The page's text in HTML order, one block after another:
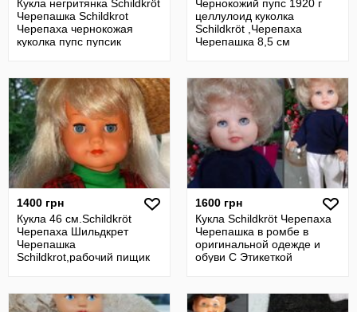
Кукла негритянка Schildkröt
Черепашка Schildkrot
Черепаха чернокожая
куколка пупс пупсик
Чернокожий пупс 1920 г
целлулоид куколка
Schildkröt ,Черепаха
Черепашка 8,5 см
1400 грн
Кукла 46 см.Schildkröt
Черепаха Шильдкрет
Черепашка
Schildkrot,рабочий пищик
1600 грн
Кукла Schildkröt Черепаха
Черепашка в ромбе в
оригинальной одежде и
обуви С Этикеткой